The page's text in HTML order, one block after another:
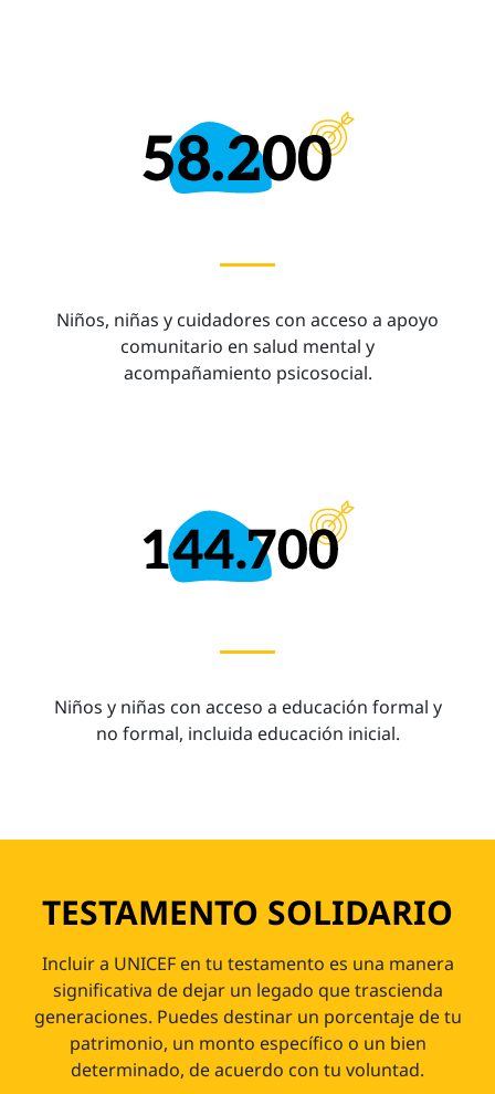
Niños, niñas y cuidadores con acceso a apoyo
comunitario en salud mental y
acompañamiento psicosocial.
Niños y niñas con acceso a educación formal y
no formal, incluida educación inicial.
TESTAMENTO SOLIDARIO
Incluir a UNICEF en tu testamento es una manera
significativa de dejar un legado que trascienda
generaciones. Puedes destinar un porcentaje de tu
patrimonio, un monto específico o un bien
determinado, de acuerdo con tu voluntad.